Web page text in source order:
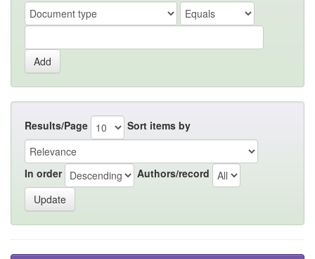
Results/Page Sort items by
In order Authors/record